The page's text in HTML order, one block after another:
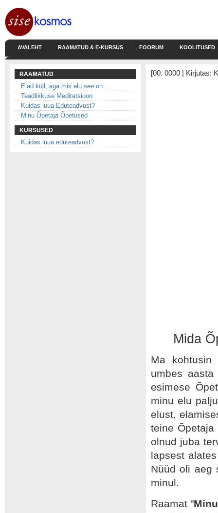
AVALEHT RAAMATUD & E-KURSUS FOORUM KOOLITUSED
RAAMATUD
Elad küll, aga mis elu see on ...
Teadlikkuse Meditatsioon
Kuidas luua Eduteadvust?
Minu Õpetaja Õpetused
KURSUSED
Kuidas luua eduteadvust?
[00. 0000 | Kirjutas:
Mida
Ma
umbes aasta
esimese
minu elu
elust,
teine
olnud juba
lapsest
Nüüd oli aeg
minul.
Raamat "